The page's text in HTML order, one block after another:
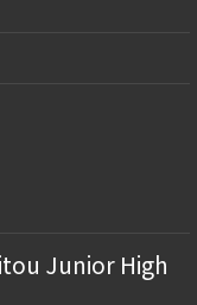
Junior High